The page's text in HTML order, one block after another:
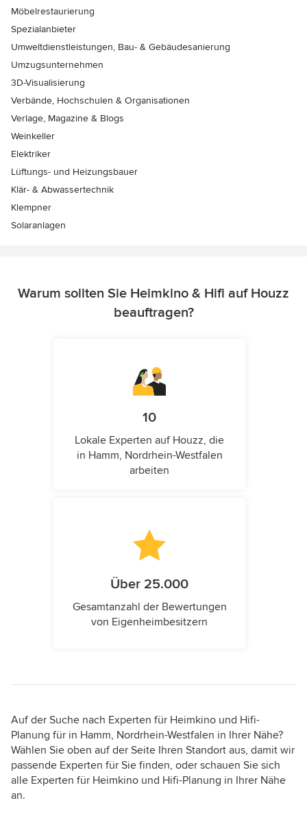
Möbelrestaurierung
Spezialanbieter
Umweltdienstleistungen, Bau- & Gebäudesanierung
Umzugsunternehmen
3D-Visualisierung
Verbände, Hochschulen & Organisationen
Verlage, Magazine & Blogs
Weinkeller
Elektriker
Lüftungs- und Heizungsbauer
Klär- & Abwassertechnik
Klempner
Solaranlagen
Warum sollten Sie Heimkino & Hifi auf Houzz
beauftragen?
10
Lokale Experten auf Houzz, die
in Hamm, Nordrhein-Westfalen
arbeiten
Über 25.000
Gesamtanzahl der Bewertungen
von Eigenheimbesitzern
Auf der Suche nach Experten für Heimkino und Hifi-
Planung für in Hamm, Nordrhein-Westfalen in Ihrer Nähe?
Wählen Sie oben auf der Seite Ihren Standort aus, damit wir
passende Experten für Sie finden, oder schauen Sie sich
alle Experten für Heimkino und Hifi-Planung in Ihrer Nähe
an.